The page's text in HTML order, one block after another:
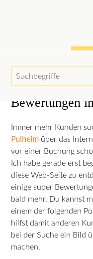
Suchbegriffe
Bewertungen
Immer mehr Kunden
Pulheim über das
vor einer Buchung
Ich habe gerade erst
diese Web-Seite zu
einige super
bald mehr. Du kannst
einem der folgenden
hilfst damit anderen
bei der Suche ein Bild
machen.